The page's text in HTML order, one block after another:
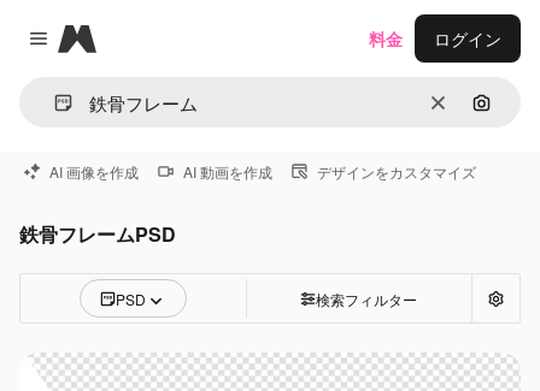
Close menu
Magnific
消去 画像で
料金 ログイン
AI 画像を作成 AI 動画を作成 デザインをカスタマイズ
鉄骨フレームPSD
PSD 検索フィルター